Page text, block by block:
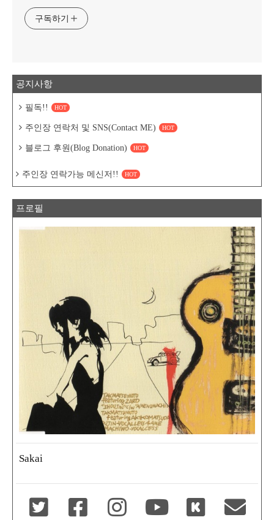
구독하기
공지사항
필독!! HOT
주인장 연락처 및 SNS(Contact ME) HOT
블로그 후원(Blog Donation) HOT
주인장 연락가능 메신저!! HOT
프로필
Sakai